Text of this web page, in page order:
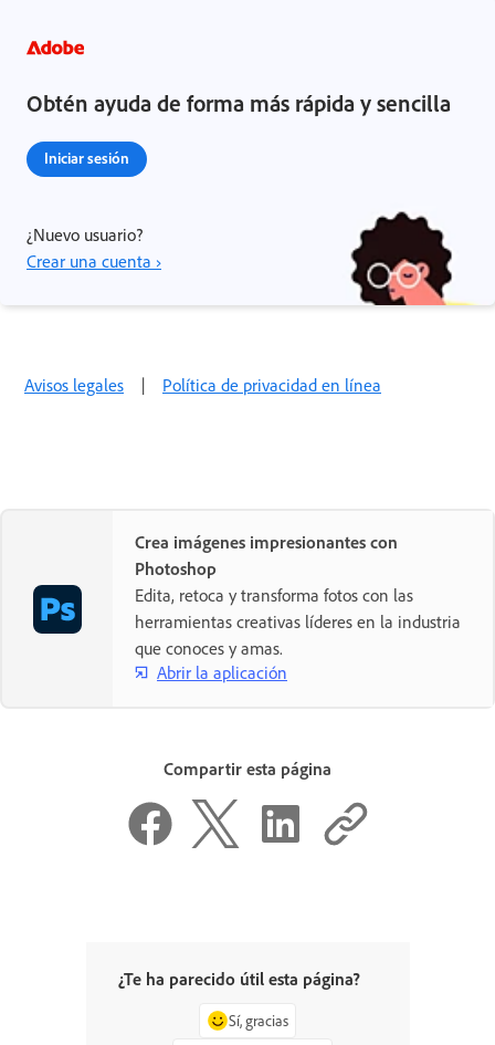
Obtén ayuda de forma más rápida y sencilla
Iniciar sesión
¿Nuevo usuario?
Crear una cuenta ›
Avisos legales | Política de privacidad en línea
Crea imágenes impresionantes con
Photoshop
Edita, retoca y transforma fotos con las
herramientas creativas líderes en la industria
que conoces y amas.
Abrir la aplicación
Compartir esta página
¿Te ha parecido útil esta página?
Sí, gracias